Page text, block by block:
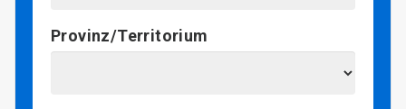
Provinz/Territorium